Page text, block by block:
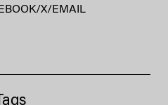
/X/ EMAIL